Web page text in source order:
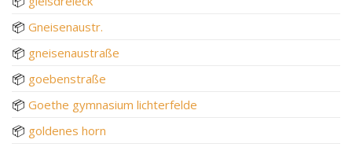
📦 Gneisenaustr.
📦 gneisenaustraße
📦 goebenstraße
📦 Goethe gymnasium lichterfelde
📦 goldenes horn